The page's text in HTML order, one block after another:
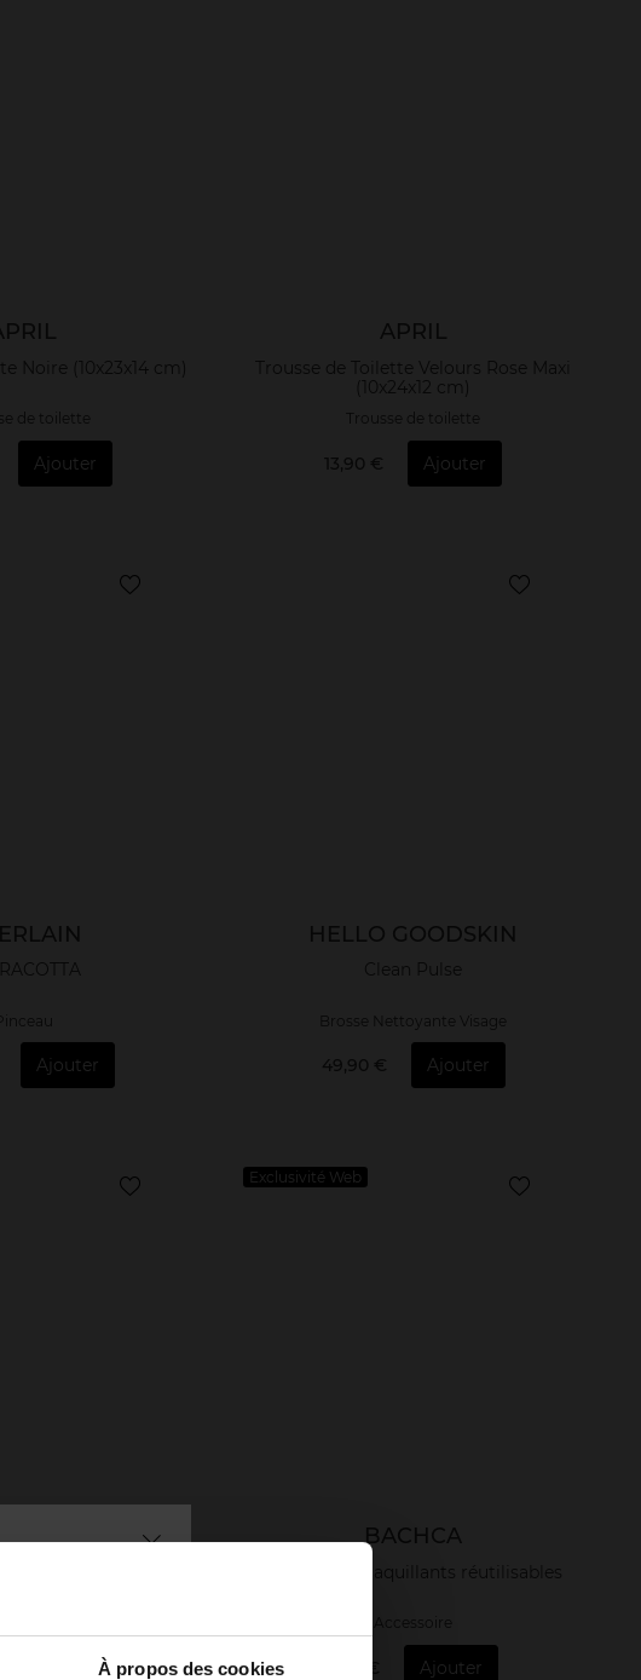
À propos des cookies
Noire (10x23x14 cm)
de toilette
Ajouter
APRIL
Trousse de Toilette Velours Rose Maxi
(10x24x12 cm)
Trousse de toilette
13,90 € Ajouter
Pinceau
Ajouter
HELLO GOODSKIN
Clean Pulse
Brosse Nettoyante Visage
49,90 € Ajouter
Ajouter
Exclusivité Web
BACHCA
2 carrés démaquillants réutilisables
Ajouter